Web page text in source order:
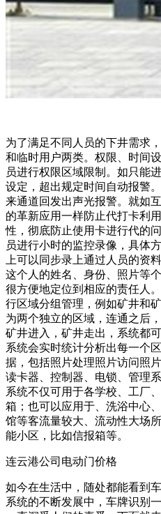
为了满足不同人员的下井需求
和临时用户两类。权限、时间
员进行权限区域限制。如只能
设定，超出规定时间自动报警
来通道回发出声光报警。就如
的革新应用一样防止代打卡利
性，彻底防止使用卡进行代的
员进行小时的监控录像，具体
上可以同步录上通过人员的资
这个人的姓名、身份、照片等
很方便地定位到相应的责任人
行区域分组管理，例如矿井和
为两个独立的区域，连通之后
矿井进入，矿井走出，系统都
系统会实时统计分析出每一个
据，包括照片处理照片访问照
读卡器、控制器、电锁、管理
系统不仅可用于各学校、工厂
箱；也可以应用于、洗浴中心
馆等客流量较大、流动性大场
能小区，比如信报箱等。
连云港公司电动门价格
如今在生活中，随处都能看到
系统的不断发展中，车牌识别